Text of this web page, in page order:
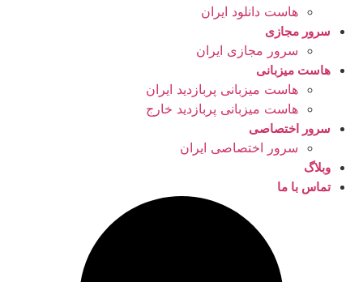
هاست دانلود ایران
سرور مجازی
سرور مجازی ایران
هاست میزبانی
هاست میزبانی پربازدید ایران
هاست میزبانی پربازدید خارج
سرور اختصاصی
سرور اختصاصی ایران
وبلاگ
تماس با ما